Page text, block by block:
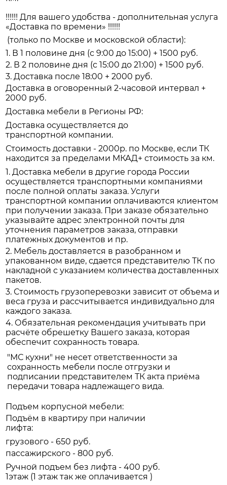
!!!!!! Для вашего удобства - дополнительная услуга
«Доставка по времени» !!!!!!
(только по Москве и московской области):
1. В 1 половине дня (с 9:00 до 15:00) + 1500 руб.
2. В 2 половине дня (с 15:00 до 21:00) + 1500 руб.
3. Доставка после 18:00 + 2000 руб.
Доставка в оговоренный 2-часовой интервал +
2000 руб.
Доставка мебели в Регионы РФ:
Доставка осуществляется до
транспортной компании.
Стоимость доставки - 2000р. по Москве, если ТК
находится за пределами МКАД+ стоимость за км.
1. Доставка мебели в другие города России
осуществляется транспортными компаниями
после полной оплаты заказа. Услуги
транспортной компании оплачиваются клиентом
при получении заказа. При заказе обязательно
указывайте адрес электронной почты для
уточнения параметров заказа, отправки
платежных документов и пр.
2. Мебель доставляется в разобранном и
упакованном виде, сдается представителю ТК по
накладной с указанием количества доставленных
пакетов.
3. Стоимость грузоперевозки зависит от объема и
веса груза и рассчитывается индивидуально для
каждого заказа.
4. Обязательная рекомендация учитывать при
расчёте обрешетку Вашего заказа, которая
обеспечит сохранность товара.
"МС кухни" не несет ответственности за
сохранность мебели после отгрузки и
подписании представителем ТК акта приёма
передачи товара надлежащего вида.
Подъем корпусной мебели:
Подъём в квартиру при наличии
лифта:
грузового - 650 руб.
пассажирского - 800 руб.
Ручной подъем без лифта - 400 руб.
1этаж (1 этаж так же оплачивается )